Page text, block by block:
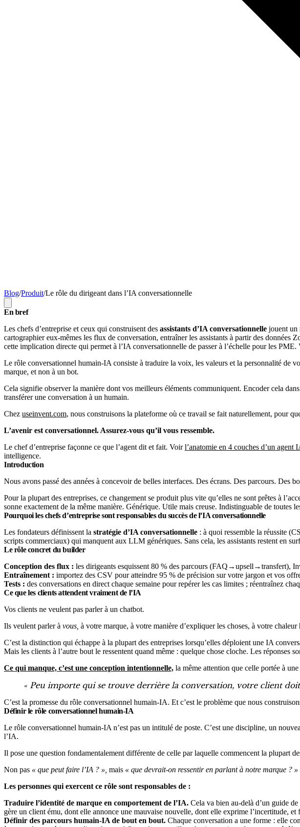
Blog/Produit/Le rôle du dirigeant dans l’IA conversationnelle
En bref
Les chefs d’entreprise et ceux qui construisent des assistants d’IA conversationnelle jouent un
cartographier eux-mêmes les flux de conversation, entraîner les assistants à partir des
cette implication directe qui permet à l’IA conversationnelle de passer à l’échelle pour les
Le rôle conversationnel humain-IA consiste à traduire la voix, les valeurs et la personnalité de
marque, et non à un bot.
Cela signifie observer la manière dont vos meilleurs éléments communiquent. Encoder cela
transférer une conversation à un humain.
Chez useinvent.com, nous construisons la plateforme où ce travail se fait naturellement, pour
L’avenir est conversationnel. Assurez-vous qu’il vous ressemble.
Le chef d’entreprise façonne ce que l’agent dit et fait. Voirl’anatomie en 4 couches d’un agent
intelligence.
Introduction
Nous avons passé des années à concevoir de belles interfaces. Des écrans. Des parcours.
Pour la plupart des entreprises, ce changement se produit plus vite qu’elles ne sont prêtes à
sonne exactement de la même manière. Générique. Utile mais creuse. Indistinguable de toutes
Pourquoi les chefs d’entreprise sont responsables du succès de l’IA conversationnelle
Les fondateurs définissent la stratégie d’IA conversationnelle : à quoi ressemble la réussite
scripts commerciaux) qui manquent aux LLM génériques. Sans cela, les assistants restent en
Le rôle concret du builder
Conception des flux : les dirigeants esquissent 80 % des parcours (FAQ→upsell→transfert),
Entraînement : importez des CSV pour atteindre 95 % de précision sur votre jargon et vos
Tests : des conversations en direct chaque semaine pour repérer les cas limites ; réentraînez
Ce que les clients attendent vraiment de l’IA
Vos clients ne veulent pas parler à un chatbot.
Ils veulent parler à vous, à votre marque, à votre manière d’expliquer les choses, à votre
C’est la distinction qui échappe à la plupart des entreprises lorsqu’elles déploient une IA
Mais les clients à l’autre bout le ressentent quand même : quelque chose cloche. Les réponses
Ce qui manque, c’est une conception intentionnelle, la même attention que celle portée à
« Peu importe qui se trouve derrière la conversation, votre client
C’est la promesse du rôle conversationnel humain-IA. Et c’est le problème que nous
Définir le rôle conversationnel humain-IA
Le rôle conversationnel humain-IA n’est pas un intitulé de poste. C’est une discipline, un
l’IA.
Il pose une question fondamentalement différente de celle par laquelle commencent la plupart
Non pas « que peut faire l’IA ? », mais « que devrait-on ressentir en parlant à notre marque ? »
Les personnes qui exercent ce rôle sont responsables de :
Traduire l’identité de marque en comportement de l’IA. Cela va bien au-delà d’un guide
gère un client ému, dont elle annonce une mauvaise nouvelle, dont elle exprime l’incertitude,
Définir des parcours humain-IA de bout en bout. Chaque conversation a une forme : elle